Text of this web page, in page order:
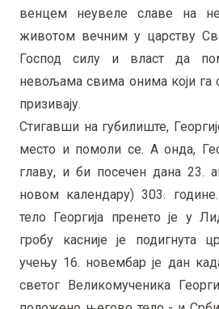
венцем неувеле славе на
животом вечним у царству
Господ силу и власт да
невољама свима онима који
призивају.
Стигавши на губилиште,
место и помоли се. А онда,
главу, и би посечен дана 23.
новом календару) 303.
тело Георгија пренето је у
гробу касније је подигнута
учењу 16. новембар је дан
светог Великомученика